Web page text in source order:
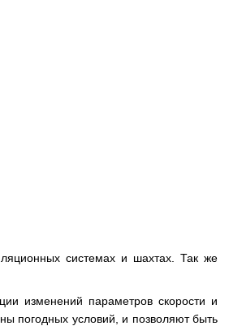
системах и шахтах. Так же
изменений параметров скорости и
погодных условий, и позволяют быть